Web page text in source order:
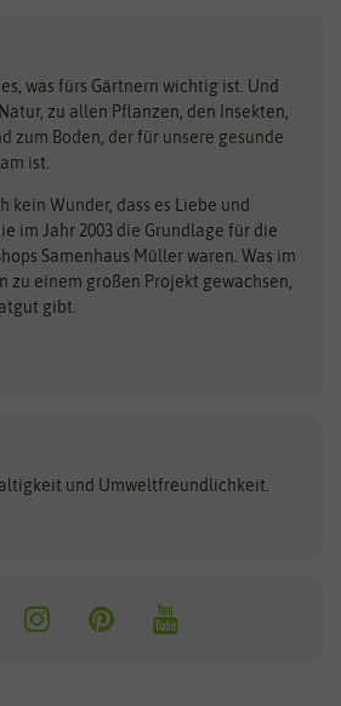
Dürr-Samen
Feldsaaten Freudenberger
Fertil
Flora Elite
Hortitops
JUB Holland
was fürs Gärtnern wichtig ist. Und
zu allen Pflanzen, den Insekten,
zum Boden, der für unsere gesunde
ist.
kein Wunder, dass es Liebe und
im Jahr 2003 die Grundlage für die
Samenhaus Müller waren. Was im
zu einem großen Projekt gewachsen,
gibt.
und Umweltfreundlichkeit.